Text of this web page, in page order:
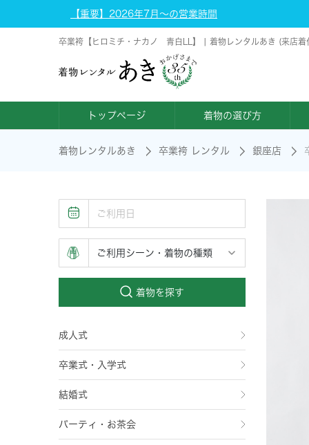
【重要】2026年7月～の営業時間
卒業袴【ヒロミチ・ナカノ 青白LL】 | 着物レンタルあき (来店着
トップページ 着物の選び方
着物レンタルあき 卒業袴 レンタル 銀座店
着物を探す
成人式
卒業式・入学式
結婚式
パーティ・お茶会